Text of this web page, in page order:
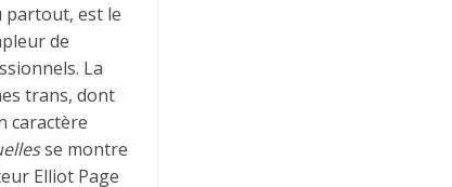
partout, est le
de
La
trans, dont
caractère
se montre
Elliot Page